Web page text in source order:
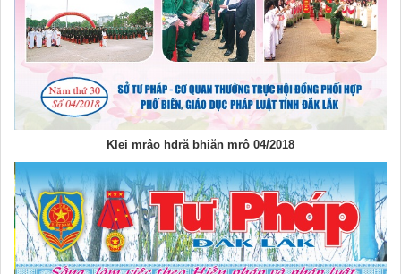
Klei mrâo hdră bhiăn mrô 04/2018